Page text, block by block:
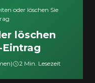
oder löschen Sie
löschen
Eintrag
2 Min. Lesezeit